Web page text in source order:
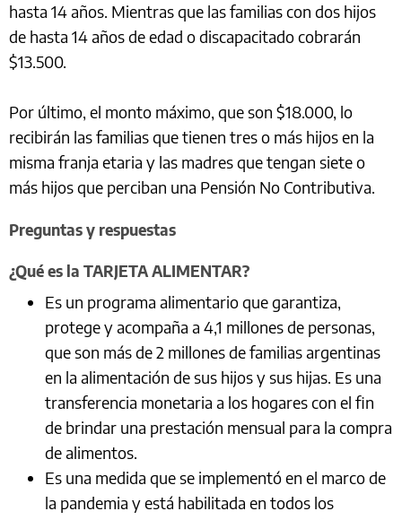
hasta 14 años. Mientras que las familias con dos hijos
de hasta 14 años de edad o discapacitado cobrarán
$13.500.
Por último, el monto máximo, que son $18.000, lo
recibirán las familias que tienen tres o más hijos en la
misma franja etaria y las madres que tengan siete o
más hijos que perciban una Pensión No Contributiva.
Preguntas y respuestas
¿Qué es la TARJETA ALIMENTAR?
Es un programa alimentario que garantiza,
protege y acompaña a 4,1 millones de personas,
que son más de 2 millones de familias argentinas
en la alimentación de sus hijos y sus hijas. Es una
transferencia monetaria a los hogares con el fin
de brindar una prestación mensual para la compra
de alimentos.
Es una medida que se implementó en el marco de
la pandemia y está habilitada en todos los